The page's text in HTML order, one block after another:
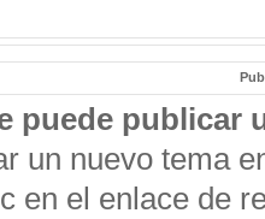
puede publicar
un nuevo tema
en el enlace de